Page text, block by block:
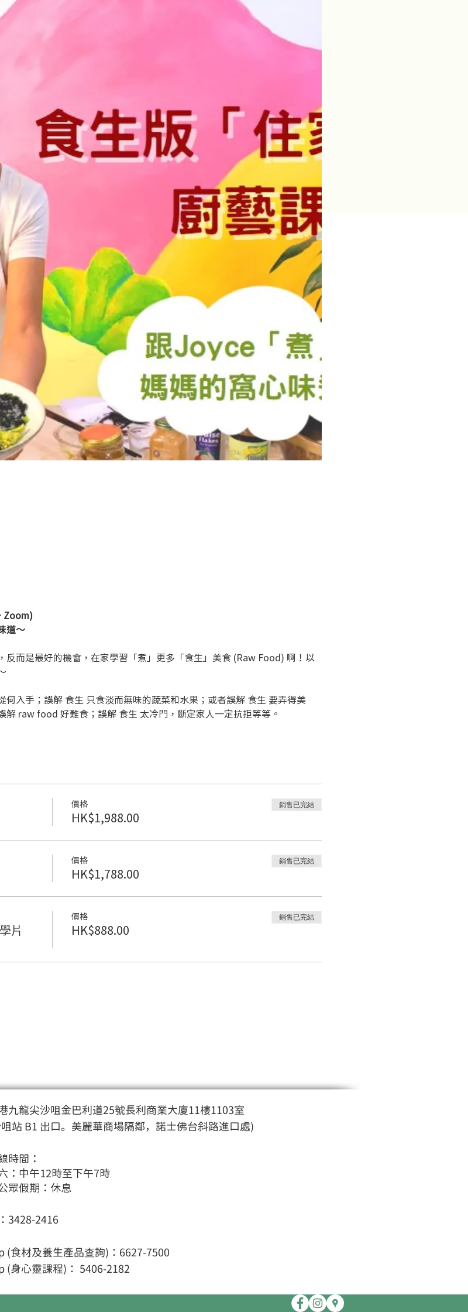
Zoom)
道～
反而是最好的機會，在家學習「煮」更多「食生」美食 (Raw Food) 啊！以
入手；誤解 食生 只食淡而無味的蔬菜和水果；或者誤解 食生 要弄得美
解 raw food 好難食；誤解 食生 太冷門，斷定家人一定抗拒等等。
價格
HK$1,988.00
銷售已完結
價格
HK$1,788.00
銷售已完結
片
價格
HK$888.00
銷售已完結
九龍尖沙咀金巴利道25號長利商業大廈11樓1103室
站 B1 出口。美麗華商場隔鄰，諾士佛台斜路進口處)
時間：
：中午12時至下午7時
眾假期：休息
3428-2416
(食材及養生產品查詢)：6627-7500
(身心靈課程)： 5406-2182